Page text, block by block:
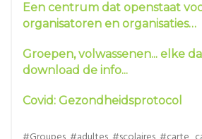
Een centrum dat openstaat
organisatoren en organisaties…
Groepen, volwassenen... elke
download de info...
Covid: Gezondheidsprotocol